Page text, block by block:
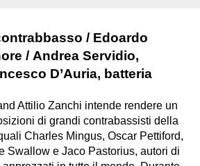
/ Edoardo
/ Andrea Servidio,
D’Auria, batteria
Attilio Zanchi intende rendere un
di grandi contrabassisti della
Charles Mingus, Oscar Pettiford,
Swallow e Jaco Pastorius, autori di